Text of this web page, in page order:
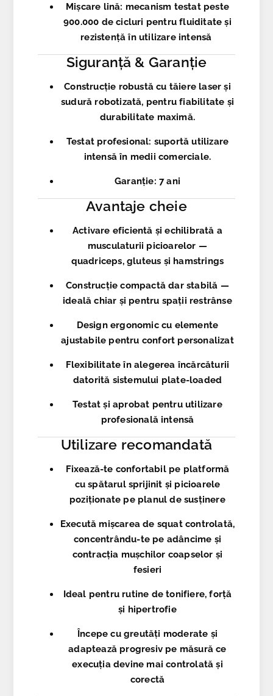
Mișcare lină: mecanism testat peste
900.000 de cicluri pentru fluiditate și
rezistență în utilizare intensă
Siguranță & Garanție
Construcție robustă cu tăiere laser și
sudură robotizată, pentru fiabilitate și
durabilitate maximă.
Testat profesional: suportă utilizare
intensă în medii comerciale.
Garanție: 7 ani
Avantaje cheie
Activare eficientă și echilibrată a
musculaturii picioarelor —
quadriceps, gluteus și hamstrings
Construcție compactă dar stabilă —
ideală chiar și pentru spații restrânse
Design ergonomic cu elemente
ajustabile pentru confort personalizat
Flexibilitate în alegerea încărcăturii
datorită sistemului plate-loaded
Testat și aprobat pentru utilizare
profesională intensă
Utilizare recomandată
Fixează-te confortabil pe platformă
cu spătarul sprijinit și picioarele
poziționate pe planul de susținere
Execută mișcarea de squat controlată,
concentrându-te pe adâncime și
contracția mușchilor coapselor și
fesieri
Ideal pentru rutine de tonifiere, forță
și hipertrofie
Începe cu greutăți moderate și
adaptează progresiv pe măsură ce
execuția devine mai controlată și
corectă